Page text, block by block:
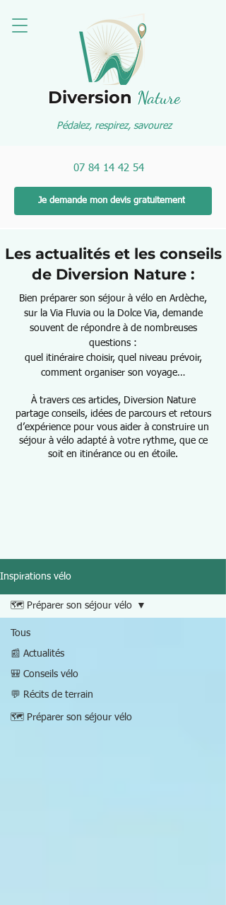
Diversion Nature
Pédalez, respirez, savourez
07 84 14 42 54
Je demande mon devis gratuitement
Les actualités et les conseils
de Diversion Nature :
Bien préparer son séjour à vélo en Ardèche,
sur la Via Fluvia ou la Dolce Via, demande
souvent de répondre à de nombreuses
questions :
quel itinéraire choisir, quel niveau prévoir,
comment organiser son voyage…
À travers ces articles, Diversion Nature
partage conseils, idées de parcours et retours
d’expérience pour vous aider à construire un
séjour à vélo adapté à votre rythme, que ce
soit en itinérance ou en étoile.
Inspirations vélo
Tous
📰 Actualités
🎒 Conseils vélo
💬 Récits de terrain
🗺️ Préparer son séjour vélo
🗺️ Préparer son séjour vélo